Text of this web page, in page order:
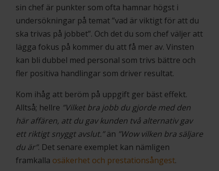
sin chef är punkter som ofta hamnar högst i
undersökningar på temat ”vad är viktigt för att du
ska trivas på jobbet”. Och det du som chef väljer att
lägga fokus på kommer du att få mer av. Vinsten
kan bli dubbel med personal som trivs bättre och
fler positiva handlingar som driver resultat.
Kom ihåg att beröm på uppgift ger bäst effekt.
Alltså; hellre ”Vilket bra jobb du gjorde med den
här affären, att du gav kunden två alternativ gav
ett riktigt snyggt avslut.”än ”Wow vilken bra säljare
du är”. Det senare exemplet kan nämligen
framkalla osäkerhet och prestationsångest.